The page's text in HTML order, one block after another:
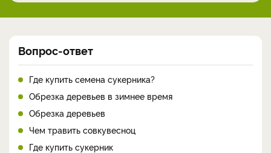
Вопрос-ответ
Где купить семена сукерника?
Обрезка деревьев в зимнее время
Обрезка деревьев
Чем травить совкувесноц
Где купить сукерник